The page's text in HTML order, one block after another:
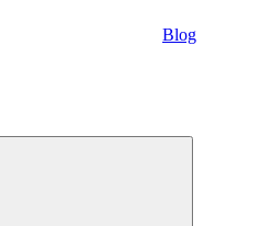
Blog